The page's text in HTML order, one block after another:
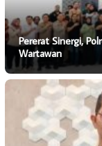
Pererat Sinergi,
Wartawan